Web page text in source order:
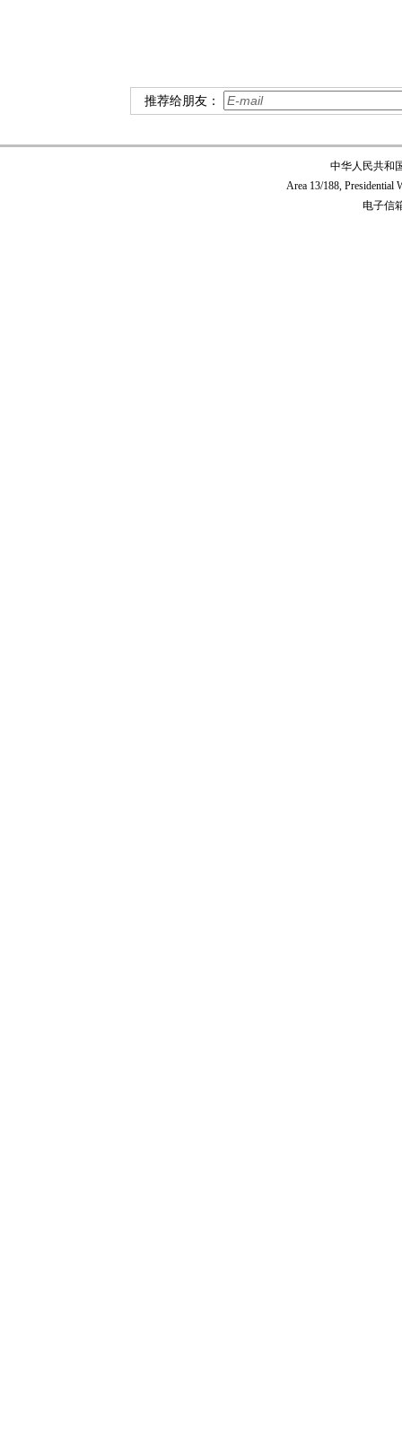
推荐给朋友：
中华人民共和
Area 13/188, Presidential
电子信